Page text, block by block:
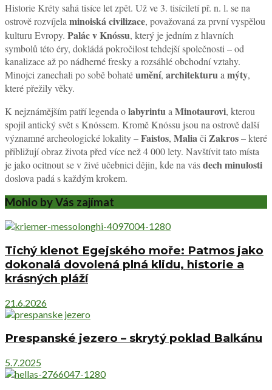
Historie Kréty sahá tisíce let zpět. Už ve 3. tisíciletí př. n. l. se na
ostrově rozvíjela minoiská civilizace, považovaná za první vyspělou
kulturu Evropy. Palác v Knóssu, který je jedním z hlavních
symbolů této éry, dokládá pokročilost tehdejší společnosti – od
kanalizace až po nádherné fresky a rozsáhlé obchodní vztahy.
Minojci zanechali po sobě bohatéumění, architekturua mýty,
které přežily věky.
K nejznámějším patří legenda olabyrintua Minotaurovi, kterou
spojil antický svět s Knóssem. Kromě Knóssu jsou na ostrově další
významné archeologické lokality –Faistos, Maliači Zakros– které
přibližují obraz života před více než 4 000 lety. Navštívit tato místa
je jako ocitnout se v živé učebnici dějin, kde na vásdech minulosti
doslova padá s každým krokem.
Mohlo by Vás zajímat
Tichý klenot Egejského moře: Patmos jako
dokonalá dovolená plná klidu, historie a
krásných pláží
21.6.2026
Prespanské jezero – skrytý poklad Balkánu
5.7.2025